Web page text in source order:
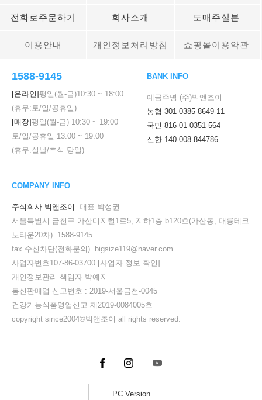
전화로주문하기 회사소개 도매주실분
이용안내 개인정보처리방침 쇼핑몰이용약관
1588-9145
[온라인] 평일(월-금)10:30 ~ 18:00
(휴무:토/일/공휴일)
[매장] 평일(월-금) 10:30 ~ 19:00
토/일/공휴일 13:00 ~ 19:00
(휴무:설날/추석 당일)
BANK INFO
예금주명 (주)빅앤조이
농협 301-0385-8649-11
국민 816-01-0351-564
신한 140-008-844786
COMPANY INFO
주식회사 빅앤조이
대표 박성권
서울특별시 금천구 가산디지털1로5, 지하1층 b120호(가산동, 대륭테크
노타운20차) 1588-9145
fax 수신차단(전화문의) bigsize119@naver.com
사업자번호107-86-03700 [사업자 정보 확인]
개인정보관리 책임자 박예지
통신판매업 신고번호 : 2019-서울금천-0045
건강기능식품영업신고 제2019-0084005호
copyright since2004©빅앤조이 all rights reserved.
PC Version